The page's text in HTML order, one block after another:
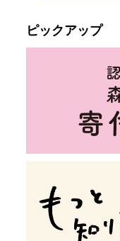
ピックアップ